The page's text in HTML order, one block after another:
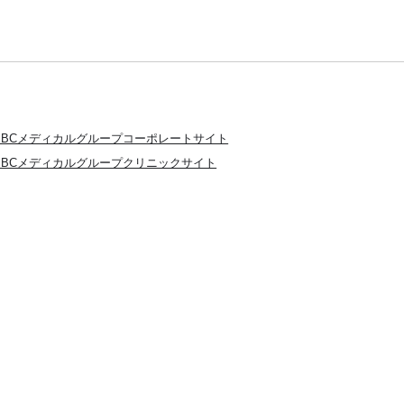
メディカルグループコーポレートサイト
メディカルグループクリニックサイト